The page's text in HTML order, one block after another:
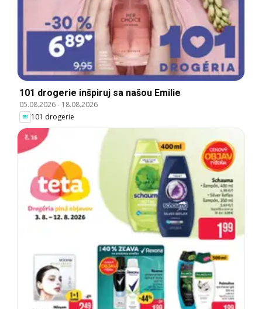
101 drogerie inšpiruj sa našou Emilie
05.08.2026- 18.08.2026
101 drogerie